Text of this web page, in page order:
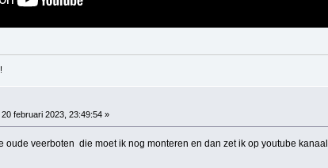
20 februari 2023, 23:49:54 »
oude veerboten die moet ik nog monteren en dan zet ik op youtube kanaal